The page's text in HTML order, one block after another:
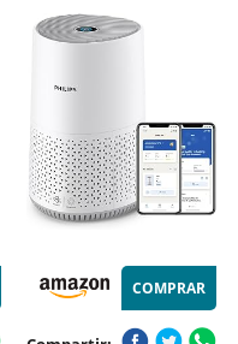
COMPRAR